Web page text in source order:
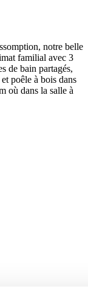
notre belle
familial avec 3
de bain partagés,
poêle à bois dans
où dans la salle à